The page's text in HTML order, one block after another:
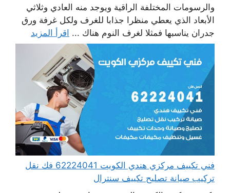
والرسومات المختلفة الراقية ويوجد منه العادي وثلاثي
الأبعاد الذي يعطي منظرا جذابا للغرف ولكل غرفة ورق
جدران يناسبها فمثلا لغرف النوم هناك ... اقرأ المزيد
فني تكييف مركزي هندي الكويت 62224041 فك نقل
تركيب صيانة تصليح تكييف سنترال